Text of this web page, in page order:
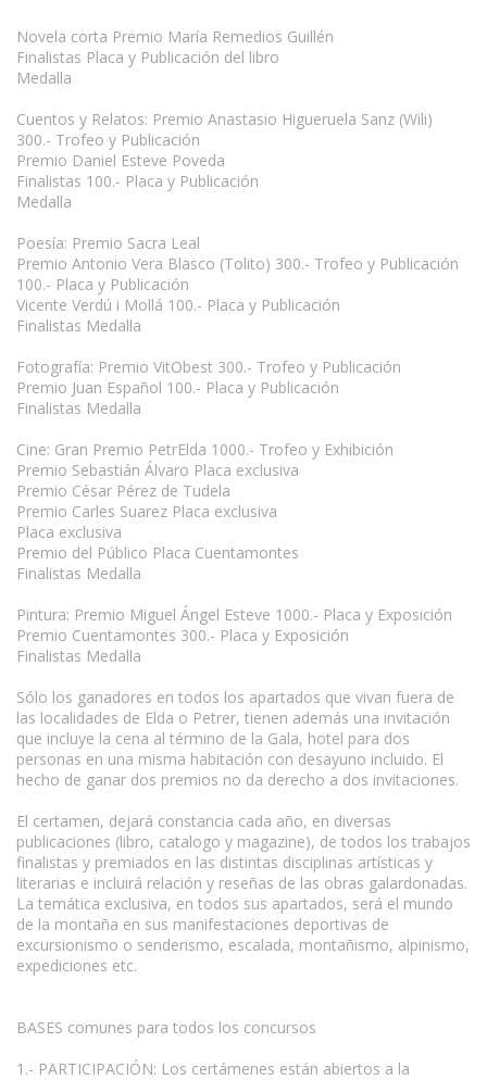
Novela corta Premio María Remedios Guillén
Finalistas Placa y Publicación del libro
Medalla
Cuentos y Relatos: Premio Anastasio Higueruela Sanz (Wili)
300.- Trofeo y Publicación
Premio Daniel Esteve Poveda
Finalistas 100.- Placa y Publicación
Medalla
Poesía: Premio Sacra Leal
Premio Antonio Vera Blasco (Tolito) 300.- Trofeo y Publicación
100.- Placa y Publicación
Vicente Verdú i Mollá 100.- Placa y Publicación
Finalistas Medalla
Fotografía: Premio VitObest 300.- Trofeo y Publicación
Premio Juan Español 100.- Placa y Publicación
Finalistas Medalla
Cine: Gran Premio PetrElda 1000.- Trofeo y Exhibición
Premio Sebastián Álvaro Placa exclusiva
Premio César Pérez de Tudela
Premio Carles Suarez Placa exclusiva
Placa exclusiva
Premio del Público Placa Cuentamontes
Finalistas Medalla
Pintura: Premio Miguel Ángel Esteve 1000.- Placa y Exposición
Premio Cuentamontes 300.- Placa y Exposición
Finalistas Medalla
Sólo los ganadores en todos los apartados que vivan fuera de
las localidades de Elda o Petrer, tienen además una invitación
que incluye la cena al término de la Gala, hotel para dos
personas en una misma habitación con desayuno incluido. El
hecho de ganar dos premios no da derecho a dos invitaciones.
El certamen, dejará constancia cada año, en diversas
publicaciones (libro, catalogo y magazine), de todos los trabajos
finalistas y premiados en las distintas disciplinas artísticas y
literarias e incluirá relación y reseñas de las obras galardonadas.
La temática exclusiva, en todos sus apartados, será el mundo
de la montaña en sus manifestaciones deportivas de
excursionismo o senderismo, escalada, montañismo, alpinismo,
expediciones etc.
BASES comunes para todos los concursos
1.- PARTICIPACIÓN: Los certámenes están abiertos a la